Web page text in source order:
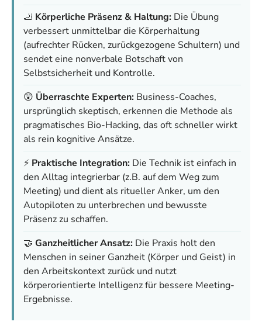
🦶 Körperliche Präsenz & Haltung: Die Übung
verbessert unmittelbar die Körperhaltung
(aufrechter Rücken, zurückgezogene Schultern) und
sendet eine nonverbale Botschaft von
Selbstsicherheit und Kontrolle.
😲 Überraschte Experten: Business-Coaches,
ursprünglich skeptisch, erkennen die Methode als
pragmatisches Bio-Hacking, das oft schneller wirkt
als rein kognitive Ansätze.
⚡ Praktische Integration: Die Technik ist einfach in
den Alltag integrierbar (z.B. auf dem Weg zum
Meeting) und dient als ritueller Anker, um den
Autopiloten zu unterbrechen und bewusste
Präsenz zu schaffen.
🤝 Ganzheitlicher Ansatz: Die Praxis holt den
Menschen in seiner Ganzheit (Körper und Geist) in
den Arbeitskontext zurück und nutzt
körperorientierte Intelligenz für bessere Meeting-
Ergebnisse.